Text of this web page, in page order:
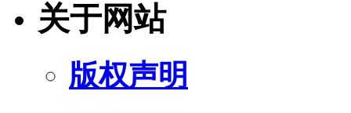
关于网站
版权声明